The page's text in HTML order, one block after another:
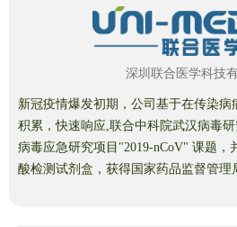
深圳联合医学科技
新冠疫情爆发初期，公司基于在传染
积累，快速响应,联合中科院武汉病毒
病毒应急研究项目"2019-nCoV" 课题，
酸检测试剂盒，获得国家药品监督管理